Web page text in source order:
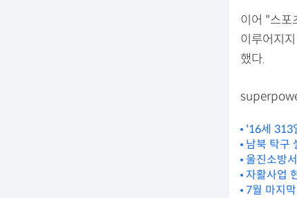
이어 "스포
이루어지
했다.
'16세 313
남북 탁구
울진소방
자활사업
7월 마지